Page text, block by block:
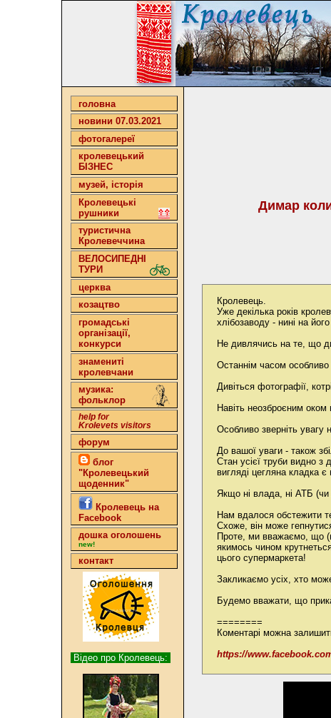
головна
новини 07.03.2021
фотогалереї
кролевецький
БІЗНЕС
музей, історія
Кролевецькі
рушники
туристична
Кролевеччина
ВЕЛОСИПЕДНІ
ТУРИ
церква
козацтво
громадські
організації,
конкурси
знамениті
кролевчани
музика:
фольклор
help for
Krolevets visitors
форум
блог
"Кролевецький
щоденник"
Кролевець на
Facebook
дошка оголошень
new!
контакт
Відео про Кролевець:
Димар
Кролевець.
Уже декілька років
хлібозаводу - нині на
Не дивлячись на те, що
Останнім часом
Дивіться фотографії,
Навіть неозброєним
Особливо зверніть увагу
До вашої уваги - також
Стан усієї труби видно
вигляді цегляна кладка є
Якщо ні влада, ні АТБ (чи
Нам вдалося обстежити
Схоже, він може
Проте, ми вважаємо, що
якимось чином
цього супермаркета!
Закликаємо усіх, хто
Будемо вважати, що
========
Коментарі можна
https://